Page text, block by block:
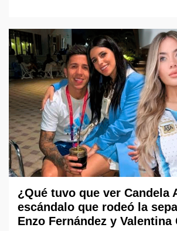
¿Qué tuvo que ver Candela
escándalo que rodeó la
Enzo Fernández y Valentina